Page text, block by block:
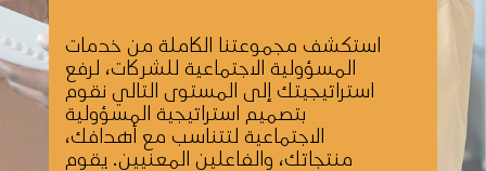
استكشف مجموعتنا الكاملة من خدمات
المسؤولية الاجتماعية للشركات، لرفع
استراتيجيتك إلى المستوى التالي نقوم
بتصميم استراتيجية المسؤولية
الاجتماعية لتتناسب مع أهدافك،
منتجاتك، والفاعلين المعنيين. يقوم